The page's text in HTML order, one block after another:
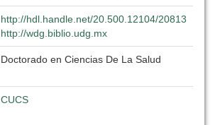
http://hdl.handle.net/20.500.12104/20813
http://wdg.biblio.udg.mx
Doctorado en Ciencias De La Salud
CUCS